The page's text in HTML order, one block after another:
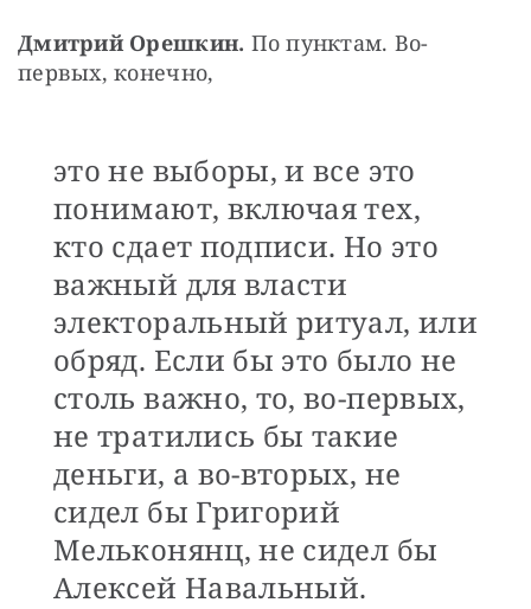
Дмитрий Орешкин. По пунктам. Во-
первых, конечно,
это не выборы, и все это
понимают, включая тех,
кто сдает подписи. Но это
важный для власти
электоральный ритуал, или
обряд. Если бы это было не
столь важно, то, во-первых,
не тратились бы такие
деньги, а во-вторых, не
сидел бы Григорий
Мельконянц, не сидел бы
Алексей Навальный.